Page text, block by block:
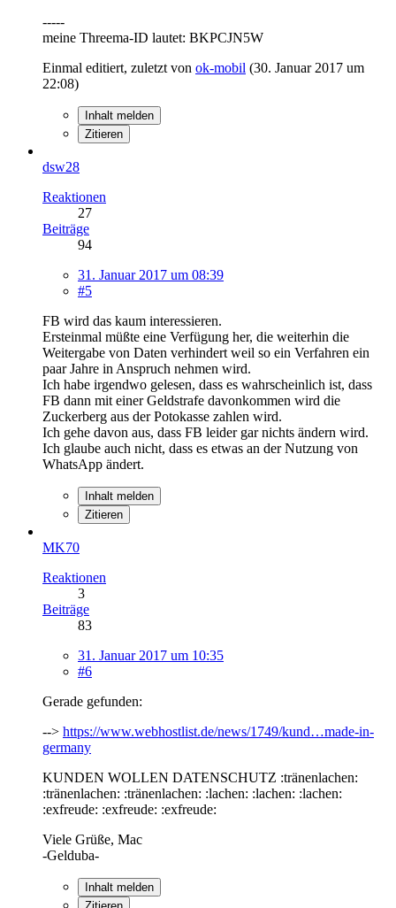
-----
meine Threema-ID lautet: BKPCJN5W
Einmal editiert, zuletzt von ok-mobil (30. Januar 2017 um
22:08)
Inhalt melden
Zitieren
dsw28
Reaktionen
27
Beiträge
94
31. Januar 2017 um 08:39
#5
FB wird das kaum interessieren.
Ersteinmal müßte eine Verfügung her, die weiterhin die
Weitergabe von Daten verhindert weil so ein Verfahren ein
paar Jahre in Anspruch nehmen wird.
Ich habe irgendwo gelesen, dass es wahrscheinlich ist, dass
FB dann mit einer Geldstrafe davonkommen wird die
Zuckerberg aus der Potokasse zahlen wird.
Ich gehe davon aus, dass FB leider gar nichts ändern wird.
Ich glaube auch nicht, dass es etwas an der Nutzung von
WhatsApp ändert.
Inhalt melden
Zitieren
MK70
Reaktionen
3
Beiträge
83
31. Januar 2017 um 10:35
#6
Gerade gefunden:
--> https://www.webhostlist.de/news/1749/kund…made-in-
germany
KUNDEN WOLLEN DATENSCHUTZ :tränenlachen:
:tränenlachen: :tränenlachen: :lachen: :lachen: :lachen:
:exfreude: :exfreude: :exfreude:
Viele Grüße, Mac
-Gelduba-
Inhalt melden